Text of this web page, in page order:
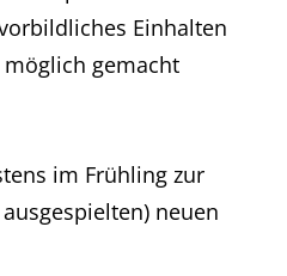
Einhalten
gemacht
im Frühling zur
neuen